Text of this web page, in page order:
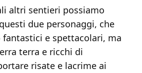
altri sentieri possiamo
due personaggi, che
fantastici e spettacolari, ma
terra e ricchi di
risate e lacrime ai